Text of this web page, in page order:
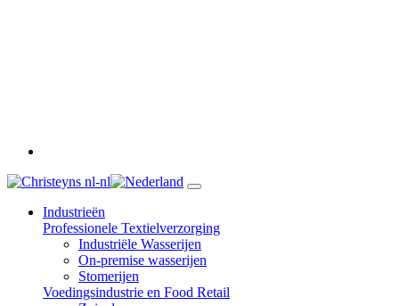
nl-nl
Industrieën
Professionele Textielverzorging
Industriële Wasserijen
On-premise wasserijen
Stomerijen
Voedingsindustrie en Food Retail